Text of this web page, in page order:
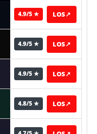
4.9/5 ★ LOS↗
4.9/5 ★ LOS↗
4.9/5 ★ LOS↗
4.8/5 ★ LOS↗